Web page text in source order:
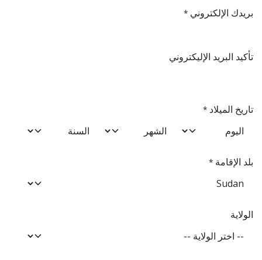
بريدك الإلكتروني *
تأكيد البريد الإليكتروني
تاريخ الميلاد *
بلد الإقامة *
الولاية